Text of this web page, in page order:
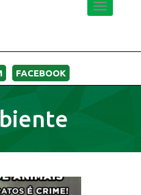
Toggle
FACEBOOK